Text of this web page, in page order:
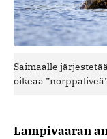
Saimaalle
oikeaa
Lampivaaran